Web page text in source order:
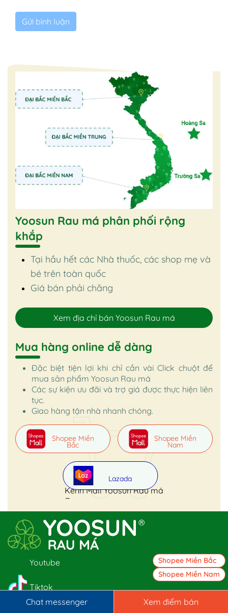
Yoosun Rau má phân phối rộng
khắp
Tại hầu hết các Nhà thuốc, các shop mẹ và
bé trên toàn quốc
Giá bán phải chăng
Xem địa chỉ bán Yoosun Rau má
Mua hàng online dễ dàng
Đặc biệt tiện lợi khi chỉ cần vài Click chuột để
mua sản phẩm Yoosun Rau má
Các sự kiện ưu đãi và trợ giá được thực hiện liên
tục.
Giao hàng tận nhà nhanh chóng.
Kênh Mall Yoosun Rau má
Shopee Miền
Bắc
Shopee Miền
Nam
Lazada
Youtube
Tiktok
Chat messenger Xem điểm bán
Shopee Miền Bắc
Shopee Miền Nam